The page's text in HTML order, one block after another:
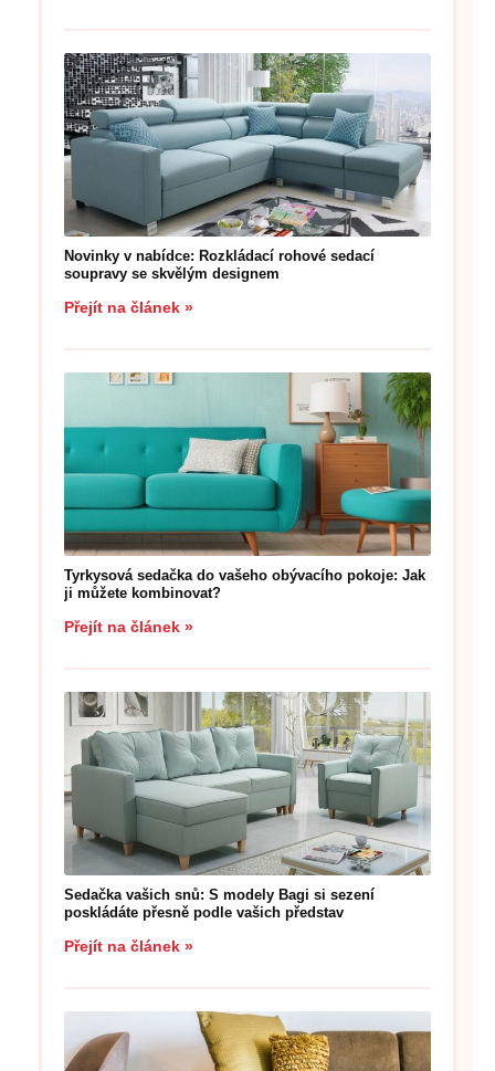
Novinky v nabídce: Rozkládací rohové sedací
soupravy se skvělým designem
Přejít na článek »
Tyrkysová sedačka do vašeho obývacího pokoje: Jak
ji můžete kombinovat?
Přejít na článek »
Sedačka vašich snů: S modely Bagi si sezení
poskládáte přesně podle vašich představ
Přejít na článek »